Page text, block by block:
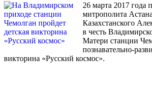
26 марта 2017 года
митрополита
Казахстанского
в честь
Матери станции
познавательно-
викторина «Русский космос».